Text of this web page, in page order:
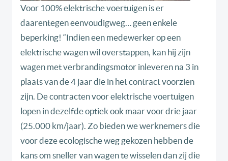
Voor 100% elektrische voertuigen is er
daarentegen eenvoudigweg… geen enkele
beperking! “Indien een medewerker op een
elektrische wagen wil overstappen, kan hij zijn
wagen met verbrandingsmotor inleveren na 3 in
plaats van de 4 jaar die in het contract voorzien
zijn. De contracten voor elektrische voertuigen
lopen in dezelfde optiek ook maar voor drie jaar
(25.000 km/jaar). Zo bieden we werknemers die
voor deze ecologische weg gekozen hebben de
kans om sneller van wagen te wisselen dan zij die